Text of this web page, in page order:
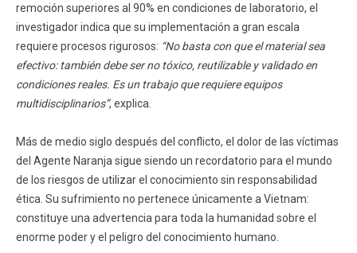
remoción superiores al 90% en condiciones de laboratorio, el
investigador indica que su implementación a gran escala
requiere procesos rigurosos: “No basta con que el material sea
efectivo: también debe ser no tóxico, reutilizable y validado en
condiciones reales. Es un trabajo que requiere equipos
multidisciplinarios”, explica.
Más de medio siglo después del conflicto, el dolor de las víctimas
del Agente Naranja sigue siendo un recordatorio para el mundo
de los riesgos de utilizar el conocimiento sin responsabilidad
ética. Su sufrimiento no pertenece únicamente a Vietnam:
constituye una advertencia para toda la humanidad sobre el
enorme poder y el peligro del conocimiento humano.